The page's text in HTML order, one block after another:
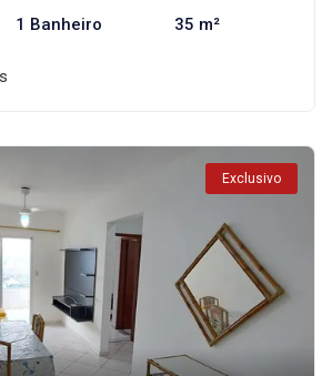
1 Banheiro 35 m²
Exclusivo